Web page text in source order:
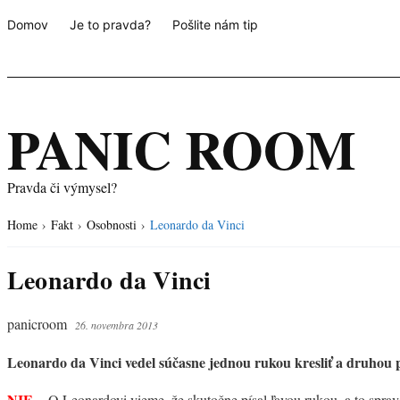
Domov Je to pravda? Pošlite nám tip
PANIC ROOM
Pravda či výmysel?
Home › Fakt › Osobnosti › Leonardo da Vinci
Leonardo da Vinci
panicroom 26. novembra 2013
Leonardo da Vinci vedel súčasne jednou rukou kresliť a druhou